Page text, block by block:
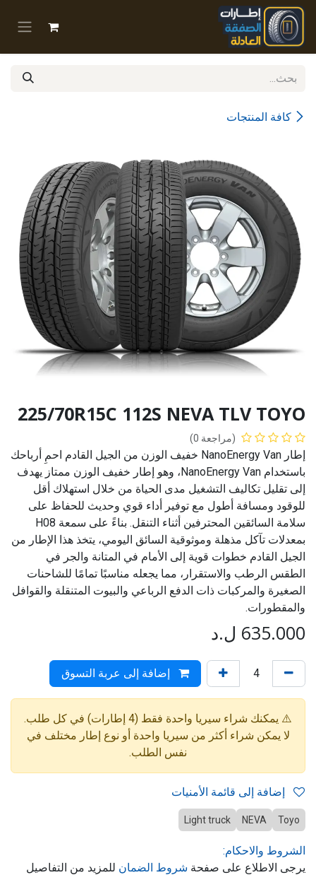
تخطي للذهاب إلى المحتوى
كافة المنتجات
225/70R15C 112S NEVA TLV TOYO
(مراجعة 0)
إطار NanoEnergy Van خفيف الوزن من الجيل القادم احمِ أرباحك
باستخدام NanoEnergy Van، وهو إطار خفيف الوزن ممتاز يهدف
إلى تقليل تكاليف التشغيل مدى الحياة من خلال استهلاك أقل
للوقود ومسافة أطول مع توفير أداء قوي وحديث للحفاظ على
سلامة السائقين المحترفين أثناء التنقل. بناءً على سمعة H08
بمعدلات تآكل مذهلة وموثوقية السائق اليومي، يتخذ هذا الإطار من
الجيل القادم خطوات قوية إلى الأمام في المتانة والجر في
الطقس الرطب والاستقرار، مما يجعله مناسبًا تمامًا للشاحنات
الصغيرة والمركبات ذات الدفع الرباعي والبيوت المتنقلة والقوافل
والمقطورات.
635.000 ل.د
إضافة إلى عربة التسوق
⚠️ يمكنك شراء سيريا واحدة فقط (4 إطارات) في كل طلب.
لا يمكن شراء أكثر من سيريا واحدة أو نوع إطار مختلف في
نفس الطلب.
Toyo
NEVA
Light truck
الشروط والاحكام:
يرجى الاطلاع على صفحة شروط الضمان للمزيد من التفاصيل